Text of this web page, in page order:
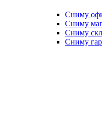
Сниму
Сниму
Сниму
Сниму